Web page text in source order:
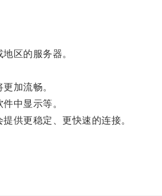
区的服务器。
加流畅。
中显示等。
供更稳定、更快速的连接。